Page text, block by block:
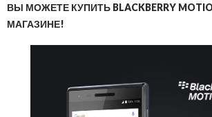
ВЫ МОЖЕТЕ КУПИТЬ BLACKBERRY
МАГАЗИНЕ!